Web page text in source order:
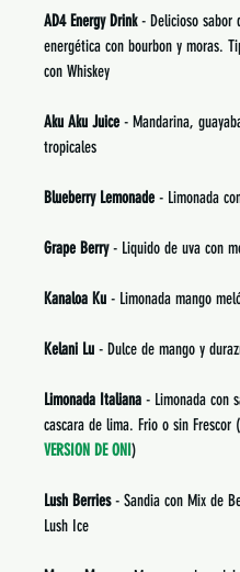
AD4 Energy Drink- Delicioso sabor
energética con bourbon y moras.
con Whiskey
Aku Aku Juice - Mandarina,
tropicales
Blueberry Lemonade - Limonada
Grape Berry- Liquido de uva con
Kanaloa Ku - Limonada mango
Kelani Lu - Dulce de mango y
Limonada Italiana - Limonada con
cascara de lima. Frio o sin Frescor (
VERSION DE ONI)
Lush Berries- Sandia con Mix de
Lush Ice